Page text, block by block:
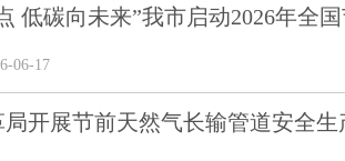
低碳向未来”我市启动2026年全
06-17
开展节前天然气长输管道安全生